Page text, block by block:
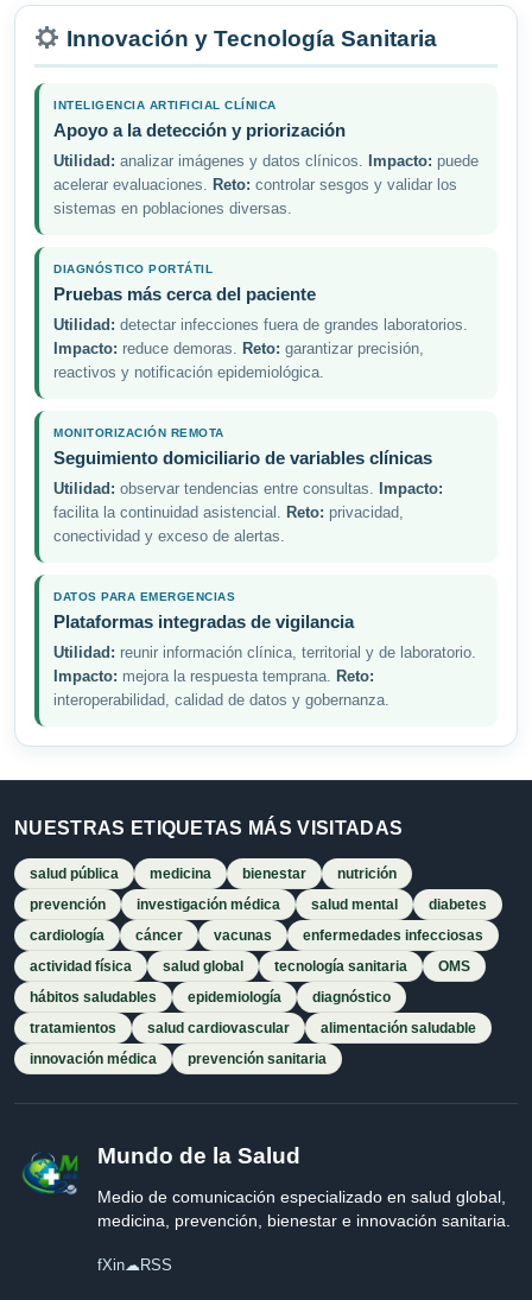
Innovación y Tecnología Sanitaria
INTELIGENCIA ARTIFICIAL CLÍNICA
Apoyo a la detección y priorización
Utilidad: analizar imágenes y datos clínicos. Impacto: puede
acelerar evaluaciones. Reto: controlar sesgos y validar los
sistemas en poblaciones diversas.
DIAGNÓSTICO PORTÁTIL
Pruebas más cerca del paciente
Utilidad: detectar infecciones fuera de grandes laboratorios.
Impacto: reduce demoras. Reto: garantizar precisión,
reactivos y notificación epidemiológica.
MONITORIZACIÓN REMOTA
Seguimiento domiciliario de variables clínicas
Utilidad: observar tendencias entre consultas. Impacto:
facilita la continuidad asistencial. Reto: privacidad,
conectividad y exceso de alertas.
DATOS PARA EMERGENCIAS
Plataformas integradas de vigilancia
Utilidad: reunir información clínica, territorial y de laboratorio.
Impacto: mejora la respuesta temprana. Reto:
interoperabilidad, calidad de datos y gobernanza.
NUESTRAS ETIQUETAS MÁS VISITADAS
salud pública medicina bienestar
nutrición
prevención
investigación médica salud mental
diabetes
cardiología
cáncer vacunas
enfermedades infecciosas
actividad física
salud global tecnología sanitaria
OMS
hábitos saludables
epidemiología
diagnóstico
tratamientos
salud cardiovascular
alimentación saludable
innovación médica
prevención sanitaria
Mundo de la Salud
Medio de comunicación especializado en salud global,
medicina, prevención, bienestar e innovación sanitaria.
fXin☁RSS